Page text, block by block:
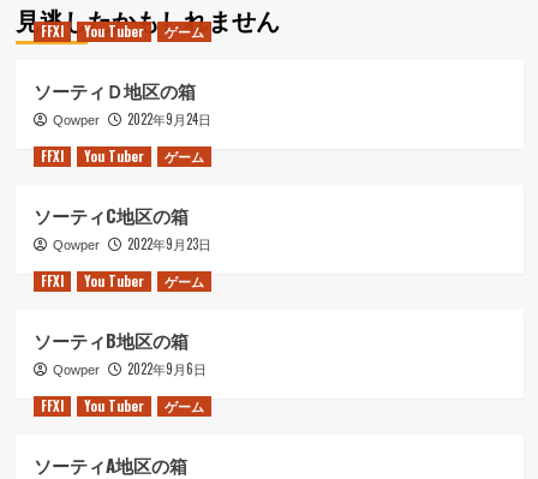
見逃したかもしれません
FFXI You Tuber ゲーム
ソーティＤ地区の箱
Qowper
2022年9月24日
FFXI
You Tuber ゲーム
ソーティC地区の箱
Qowper
2022年9月23日
FFXI
You Tuber ゲーム
ソーティB地区の箱
Qowper
2022年9月6日
FFXI
You Tuber ゲーム
ソーティA地区の箱